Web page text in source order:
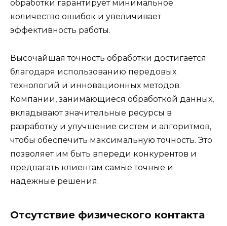
обработки гарантирует минимальное
количество ошибок и увеличивает
эффективность работы.
Высочайшая точность обработки достигается
благодаря использованию передовых
технологий и инновационных методов.
Компании, занимающиеся обработкой данных,
вкладывают значительные ресурсы в
разработку и улучшение систем и алгоритмов,
чтобы обеспечить максимальную точность. Это
позволяет им быть впереди конкурентов и
предлагать клиентам самые точные и
надежные решения.
Отсутствие физического контакта